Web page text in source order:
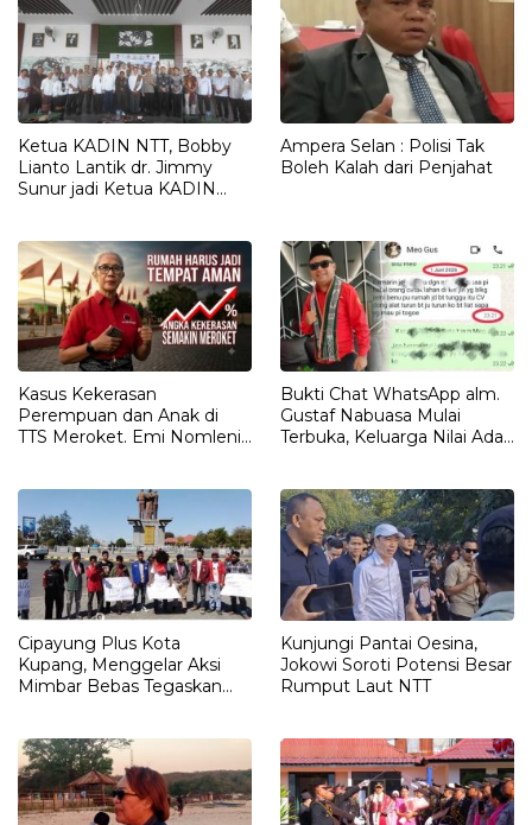
Ketua KADIN NTT, Bobby
Lianto Lantik dr. Jimmy
Sunur jadi Ketua KADIN
Ampera Selan : Polisi Tak
Boleh Kalah dari Penjahat
Kasus Kekerasan
Perempuan dan Anak di
TTS Meroket. Emi Nomleni :
Bukti Chat WhatsApp alm.
Gustaf Nabuasa Mulai
Terbuka, Keluarga Nilai Ada
Cipayung Plus Kota
Kupang, Menggelar Aksi
Mimbar Bebas Tegaskan
Kepada JOKO WIDODO
Kunjungi Pantai Oesina,
Jokowi Soroti Potensi Besar
Rumput Laut NTT